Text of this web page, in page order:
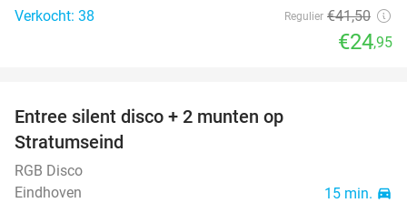
Verkocht: 38 Regulier €41,50
€24,95
Entree silent disco + 2 munten op
Stratumseind
RGB Disco
Eindhoven
15 min. directions_car